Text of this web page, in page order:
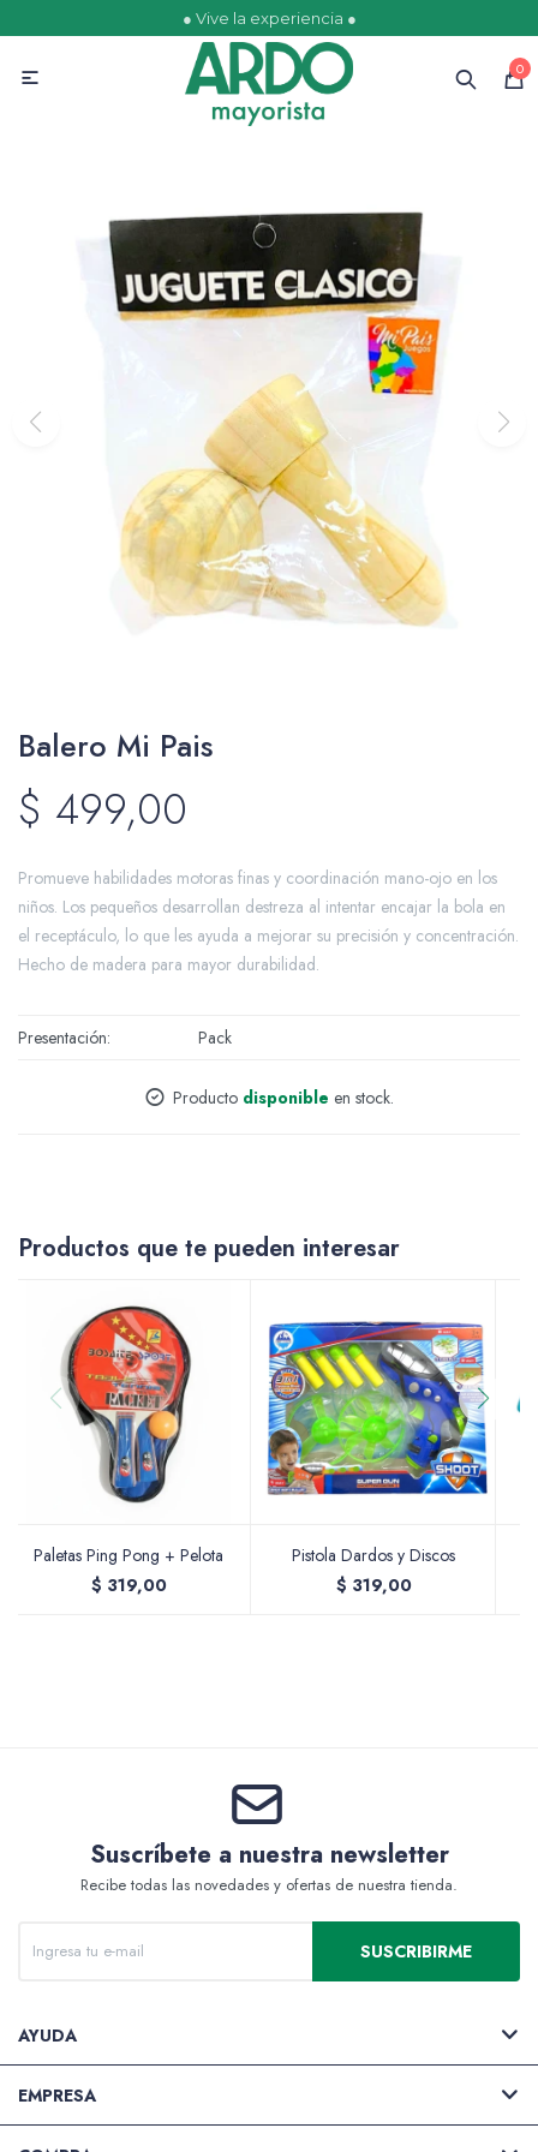
● Vive la experiencia ●
0

Balero Mi Pais
$ 499,00
Promueve habilidades motoras finas y coordinación mano-ojo en los
niños. Los pequeños desarrollan destreza al intentar encajar la bola en
el receptáculo, lo que les ayuda a mejorar su precisión y concentración.
Hecho de madera para mayor durabilidad.
Presentación Pack
Producto disponible en stock.
Productos que te pueden interesar
Paletas Ping Pong + Pelota
$ 319,00
Pistola Dardos y Discos
$ 319,00
Suscríbete a nuestra newsletter
Recibe todas las novedades y ofertas de nuestra tienda.
SUSCRIBIRME
AYUDA
EMPRESA
Ofertas Escolares
Comestibles
Juguetería
Maquillaje
Cotillón y Sorpresitas
Varios
Pinturas
Soportes Artísticos
Pinceles
Accesorios de arte